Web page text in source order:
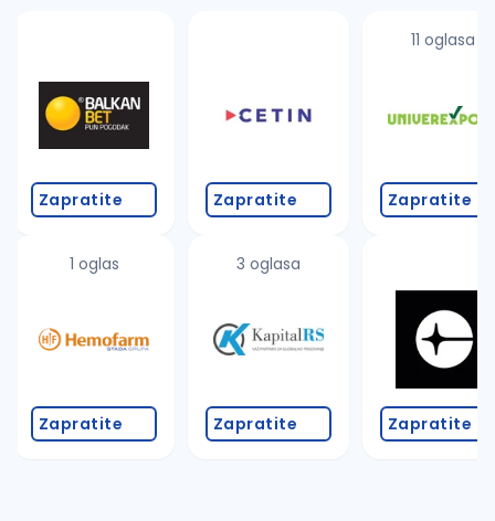
Takođe možete da:
proverite pravopisne greške (koristite č, ć, š, đ,
promenite odabrane filtere pretrage
Zapratite
1 oglas
Zapratite
Zapratite
3 oglasa
Zapratite
11 oglasa
Zapratite
Zapratite